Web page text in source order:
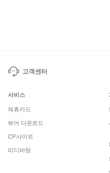
고객센터
서비스
제휴카드
뷰어 다운로드
CP사이트
리디바탕